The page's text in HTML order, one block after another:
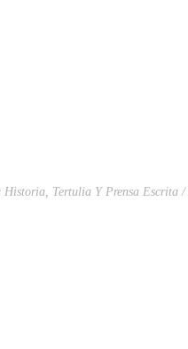
Historia, Tertulia Y Prensa Escrita